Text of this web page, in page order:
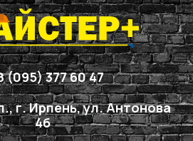
(095) 377 60 47
г. Ирпень, ул. Антонова
4б